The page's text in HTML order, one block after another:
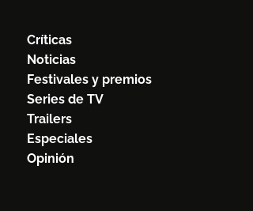
Críticas
Noticias
Festivales y premios
Series de TV
Trailers
Especiales
Opinión